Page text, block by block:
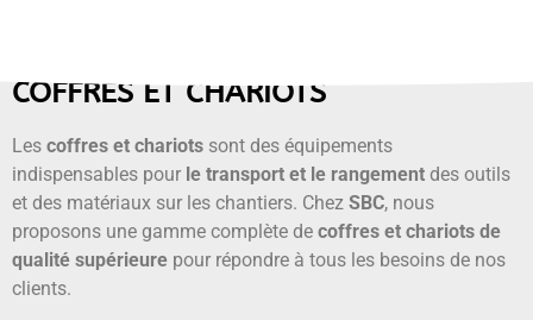
COFFRES ET CHARIOTS
Les coffres et chariots sont des équipements
indispensables pour le transport et le rangement des outils
et des matériaux sur les chantiers. Chez SBC, nous
proposons une gamme complète de coffres et chariots de
qualité supérieure pour répondre à tous les besoins de nos
clients.